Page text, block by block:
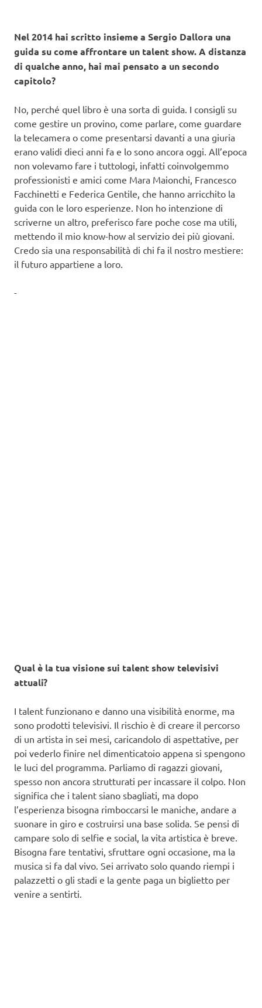
Nel 2014 hai scritto insieme a Sergio Dallora una
guida su come affrontare un talent show. A distanza
di qualche anno, hai mai pensato a un secondo
capitolo?
No, perché quel libro è una sorta di guida. I consigli su
come gestire un provino, come parlare, come guardare
la telecamera o come presentarsi davanti a una giuria
erano validi dieci anni fa e lo sono ancora oggi. All’epoca
non volevamo fare i tuttologi, infatti coinvolgemmo
professionisti e amici come Mara Maionchi, Francesco
Facchinetti e Federica Gentile, che hanno arricchito la
guida con le loro esperienze. Non ho intenzione di
scriverne un altro, preferisco fare poche cose ma utili,
mettendo il mio know-how al servizio dei più giovani.
Credo sia una responsabilità di chi fa il nostro mestiere:
il futuro appartiene a loro.
-
Qual è la tua visione sui talent show televisivi
attuali?
I talent funzionano e danno una visibilità enorme, ma
sono prodotti televisivi. Il rischio è di creare il percorso
di un artista in sei mesi, caricandolo di aspettative, per
poi vederlo finire nel dimenticatoio appena si spengono
le luci del programma. Parliamo di ragazzi giovani,
spesso non ancora strutturati per incassare il colpo. Non
significa che i talent siano sbagliati, ma dopo
l’esperienza bisogna rimboccarsi le maniche, andare a
suonare in giro e costruirsi una base solida. Se pensi di
campare solo di selfie e social, la vita artistica è breve.
Bisogna fare tentativi, sfruttare ogni occasione, ma la
musica si fa dal vivo. Sei arrivato solo quando riempi i
palazzetti o gli stadi e la gente paga un biglietto per
venire a sentirti.